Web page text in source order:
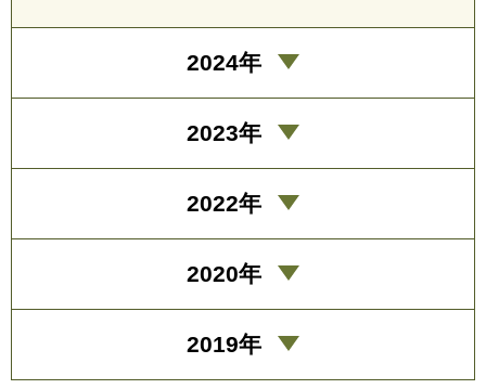
2024年
2023年
2022年
2020年
2019年